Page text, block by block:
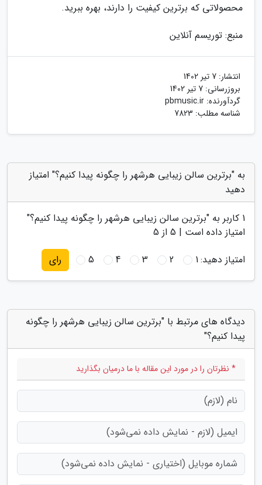
محصولاتی که برترین کیفیت را دارند، بهره ببرید.
منبع: توریسم آنلاین
انتشار: 7 تیر 1402
بروزرسانی: 7 تیر 1402
گردآورنده: pbmusic.ir
شناسه مطلب: 7823
به "برترین سالن زیبایی هرشهر را چگونه پیدا کنیم؟" امتیاز
دهید
1 کاربر به "برترین سالن زیبایی هرشهر را چگونه پیدا کنیم؟"
امتیاز داده است | 5 از 5
امتیاز دهید:1
2
3
4
5 رای
دیدگاه های مرتبط با "برترین سالن زیبایی هرشهر را چگونه
پیدا کنیم؟"
* نظرتان را در مورد این مقاله با ما درمیان بگذارید